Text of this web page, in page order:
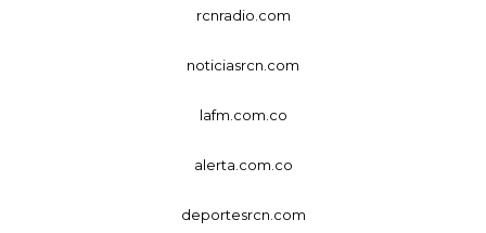
rcnradio.com
noticiasrcn.com
lafm.com.co
alerta.com.co
deportesrcn.com